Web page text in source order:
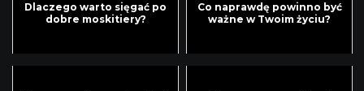
Dlaczego warto sięgać po
dobre moskitiery?
Co naprawdę powinno być
ważne w Twoim życiu?